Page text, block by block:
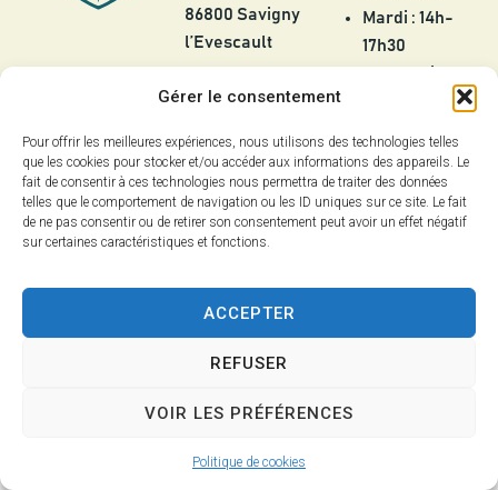
Gérer le consentement
Pour offrir les meilleures expériences, nous utilisons des technologies telles
que les cookies pour stocker et/ou accéder aux informations des appareils. Le
fait de consentir à ces technologies nous permettra de traiter des données
telles que le comportement de navigation ou les ID uniques sur ce site. Le fait
de ne pas consentir ou de retirer son consentement peut avoir un effet négatif
sur certaines caractéristiques et fonctions.
ACCEPTER
REFUSER
VOIR LES PRÉFÉRENCES
Politique de cookies
86800 Savigny
l’Evescault
05 49 56 55
contact@savignylevescault.fr
Contact
Mardi : 14h-
17h30
Mercredi :
8h30-12h et
14h-17h30
Vendredi :
2025 - Site & GRU développés par Utopia